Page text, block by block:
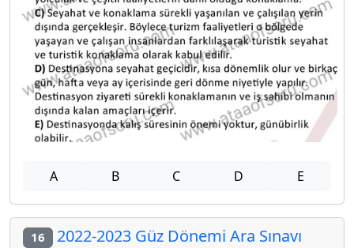
A B C D E
16 2022-2023 Güz Dönemi Ara Sınavı